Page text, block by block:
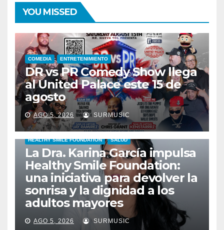
YOU MISSED
COMEDIA ENTRETENIMIENTO
DR vs PR Comedy Show llega
al United Palace este 15 de
agosto
AGO 5, 2026 SURMUSIC
HEALTHY SMILE FOUNDATION SALUD
La Dra. Karina García impulsa
Healthy Smile Foundation:
una iniciativa para devolver la
sonrisa y la dignidad a los
adultos mayores
AGO 5, 2026 SURMUSIC